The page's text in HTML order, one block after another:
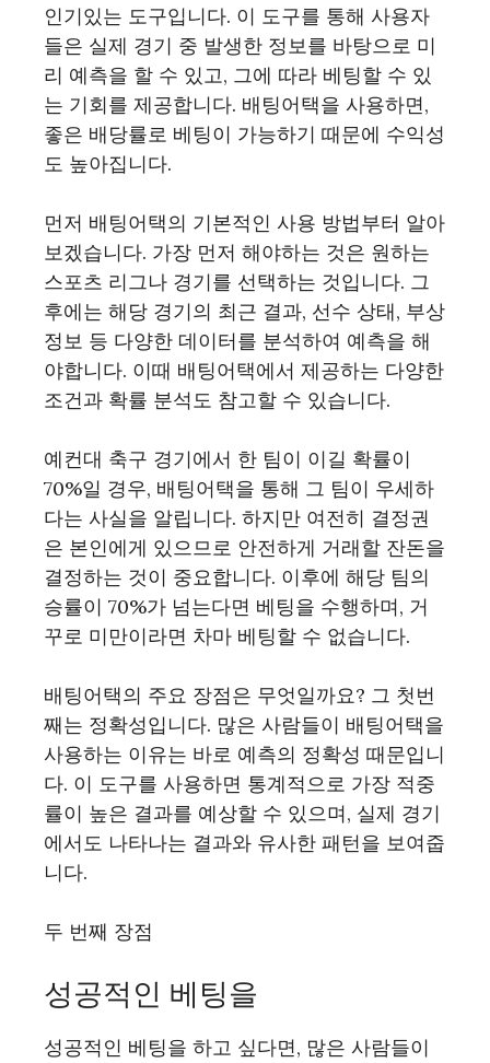
인기있는 도구입니다. 이 도구를 통해 사용자
들은 실제 경기 중 발생한 정보를 바탕으로 미
리 예측을 할 수 있고, 그에 따라 베팅할 수 있
는 기회를 제공합니다. 배팅어택을 사용하면,
좋은 배당률로 베팅이 가능하기 때문에 수익성
도 높아집니다.
먼저 배팅어택의 기본적인 사용 방법부터 알아
보겠습니다. 가장 먼저 해야하는 것은 원하는
스포츠 리그나 경기를 선택하는 것입니다. 그
후에는 해당 경기의 최근 결과, 선수 상태, 부상
정보 등 다양한 데이터를 분석하여 예측을 해
야합니다. 이때 배팅어택에서 제공하는 다양한
조건과 확률 분석도 참고할 수 있습니다.
예컨대 축구 경기에서 한 팀이 이길 확률이
70%일 경우, 배팅어택을 통해 그 팀이 우세하
다는 사실을 알립니다. 하지만 여전히 결정권
은 본인에게 있으므로 안전하게 거래할 잔돈을
결정하는 것이 중요합니다. 이후에 해당 팀의
승률이 70%가 넘는다면 베팅을 수행하며, 거
꾸로 미만이라면 차마 베팅할 수 없습니다.
배팅어택의 주요 장점은 무엇일까요? 그 첫번
째는 정확성입니다. 많은 사람들이 배팅어택을
사용하는 이유는 바로 예측의 정확성 때문입니
다. 이 도구를 사용하면 통계적으로 가장 적중
률이 높은 결과를 예상할 수 있으며, 실제 경기
에서도 나타나는 결과와 유사한 패턴을 보여줍
니다.
두 번째 장점
성공적인 베팅을
성공적인 베팅을 하고 싶다면, 많은 사람들이